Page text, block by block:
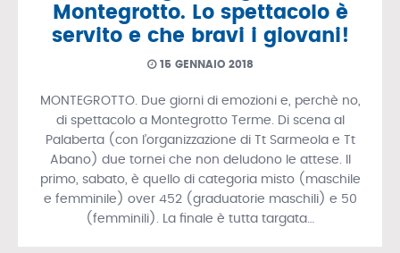
Montegrotto. Lo spettacolo è
servito e che bravi i giovani!
15 GENNAIO 2018
MONTEGROTTO. Due giorni di emozioni e, perchè no,
di spettacolo a Montegrotto Terme. Di scena al
Palaberta (con l’organizzazione di Tt Sarmeola e Tt
Abano) due tornei che non deludono le attese. Il
primo, sabato, è quello di categoria misto (maschile
e femminile) over 452 (graduatorie maschili) e 50
(femminili). La finale è tutta targata…